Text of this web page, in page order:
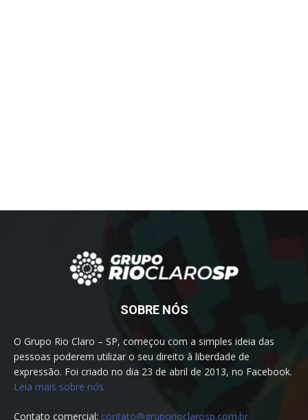
SOBRE NÓS
O Grupo Rio Claro – SP, começou com a simples ideia das
pessoas poderem utilizar o seu direito à liberdade de
expressão. Foi criado no dia 23 de abril de 2013, no Facebook.
Leia mais sobre nós
Contato comercial: contato@gruporioclarosp.com.br